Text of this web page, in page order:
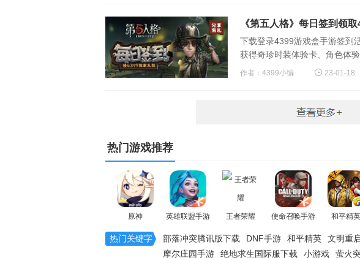
《第五人格》每日签到领
下载登录4399游戏盒手游签到
获得奇珍时装体验卡、角色体
作者：4399小编 23-01-18
热门游戏推荐
原神 英雄联盟手游 王者荣耀 使命召唤手游 和平精英
热门关键字 部落冲突腾讯版下载 DNF手游 和平精英 文明重
摩尔庄园手游
绝地求生国际服下载 小游戏 萤火